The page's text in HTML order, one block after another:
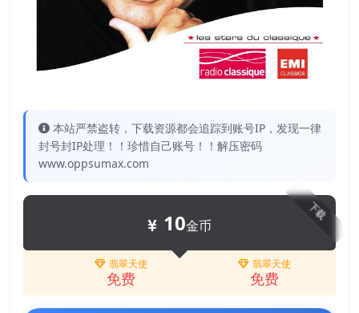
本站严禁盗转，下载资源都会追踪到账号IP，发现一律
封号封IP处理！！珍惜自己账号！！解压密码
www.oppsumax.com
下载
10金币
翡翠天使
免费
翡翠天使
免费